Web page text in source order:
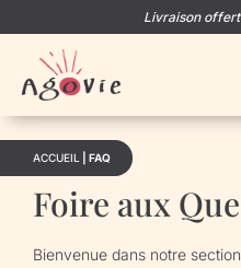
Livraison
ACCUEIL FAQ
Foire aux
Bienvenue dans notre